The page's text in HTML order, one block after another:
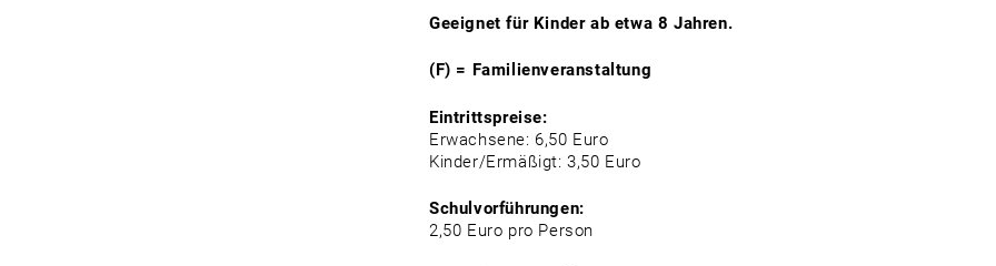
Geeignet für Kinder ab etwa 8 Jahren.
(F) = Familienveranstaltung
Eintrittspreise:
Erwachsene: 6,50 Euro
Kinder/Ermäßigt: 3,50 Euro
Schulvorführungen:
2,50 Euro pro Person